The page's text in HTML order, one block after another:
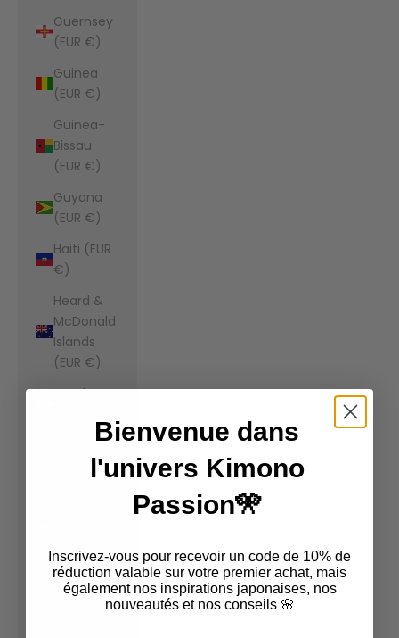
Guernsey
(EUR €)
Guinea
(EUR €)
Guinea-
Bissau
(EUR €)
Guyana
(EUR €)
Haiti (EUR
€)
Heard &
McDonald
Islands
(EUR €)
Honduras
Hong Kong
SAR (EUR
Iceland
(EUR €)
Bienvenue dans
l'univers Kimono
Passion🎌
Inscrivez-vous pour recevoir un code de 10% de
réduction valable sur votre premier achat, mais
également nos inspirations japonaises, nos
nouveautés et nos conseils 🌸